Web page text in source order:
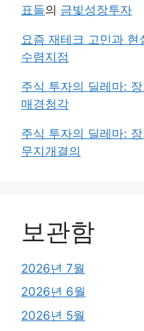
표들의 금빛성장투자
요즘 재테크 고민과
수렴지점
주식 투자의 딜레마:
매경청각
주식 투자의 딜레마:
무지개결의
보관함
2026년 7월
2026년 6월
2026년 5월